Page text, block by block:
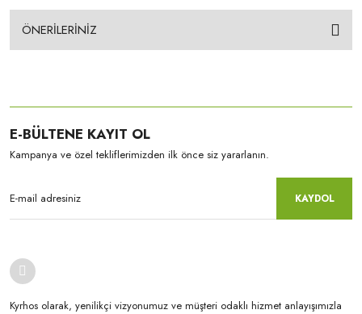
ÖNERİLERİNİZ
E-BÜLTENE KAYIT OL
Kampanya ve özel tekliflerimizden ilk önce siz yararlanın.
KAYDOL
Kyrhos olarak, yenilikçi vizyonumuz ve müşteri odaklı hizmet anlayışımızla